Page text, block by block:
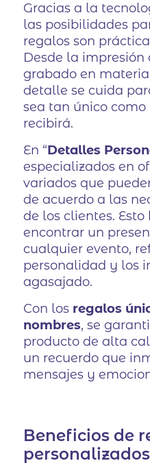
Gracias a la
las posibilidades
regalos son
Desde la
grabado en
detalle se cuida
sea tan único
recibirá.
En “Detalles
especializados en
variados que
de acuerdo a las
de los clientes.
encontrar un
cualquier evento,
personalidad y los
agasajado.
Con los regalos
nombres, se
producto de alta
un recuerdo que
mensajes y
Beneficios de
personalizados